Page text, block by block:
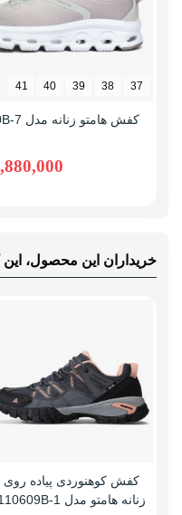
37
38
39
40
41
کفش هامتو زنانه مدل 360570B-7
خریداران این محصول، این
کفش کوهنوردی پیاده روی
زنانه هامتو مدل 110609B-1